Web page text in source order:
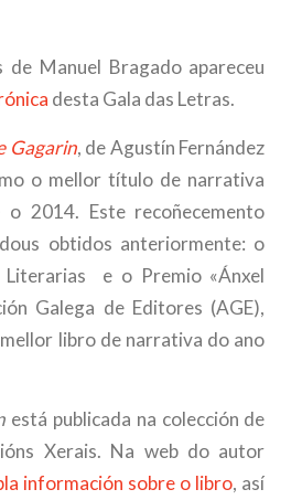
de Manuel Bragado apareceu
desta Gala das Letras.
Gagarin, de Agustín Fernández
o mellor título de narrativa
o 2014. Este recoñecemento
obtidos anteriormente: o
Literarias e o Premio «Ánxel
Galega de Editores (AGE),
libro de narrativa do ano
está publicada na colección de
Xerais. Na web do autor
información sobre o libro, así